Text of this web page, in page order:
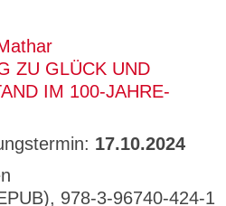
ZU GLÜCK UND
IM 100-JAHRE-
17.10.2024
978-3-96740-424-1